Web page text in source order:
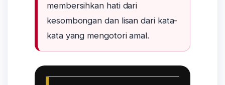
membersihkan hati dari
kesombongan dan lisan dari kata-
kata yang mengotori amal.